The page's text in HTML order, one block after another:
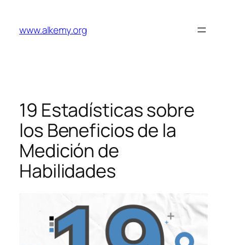
contenido
www.alkemy.org
19 Estadísticas sobre
los Beneficios de la
Medición de
Habilidades